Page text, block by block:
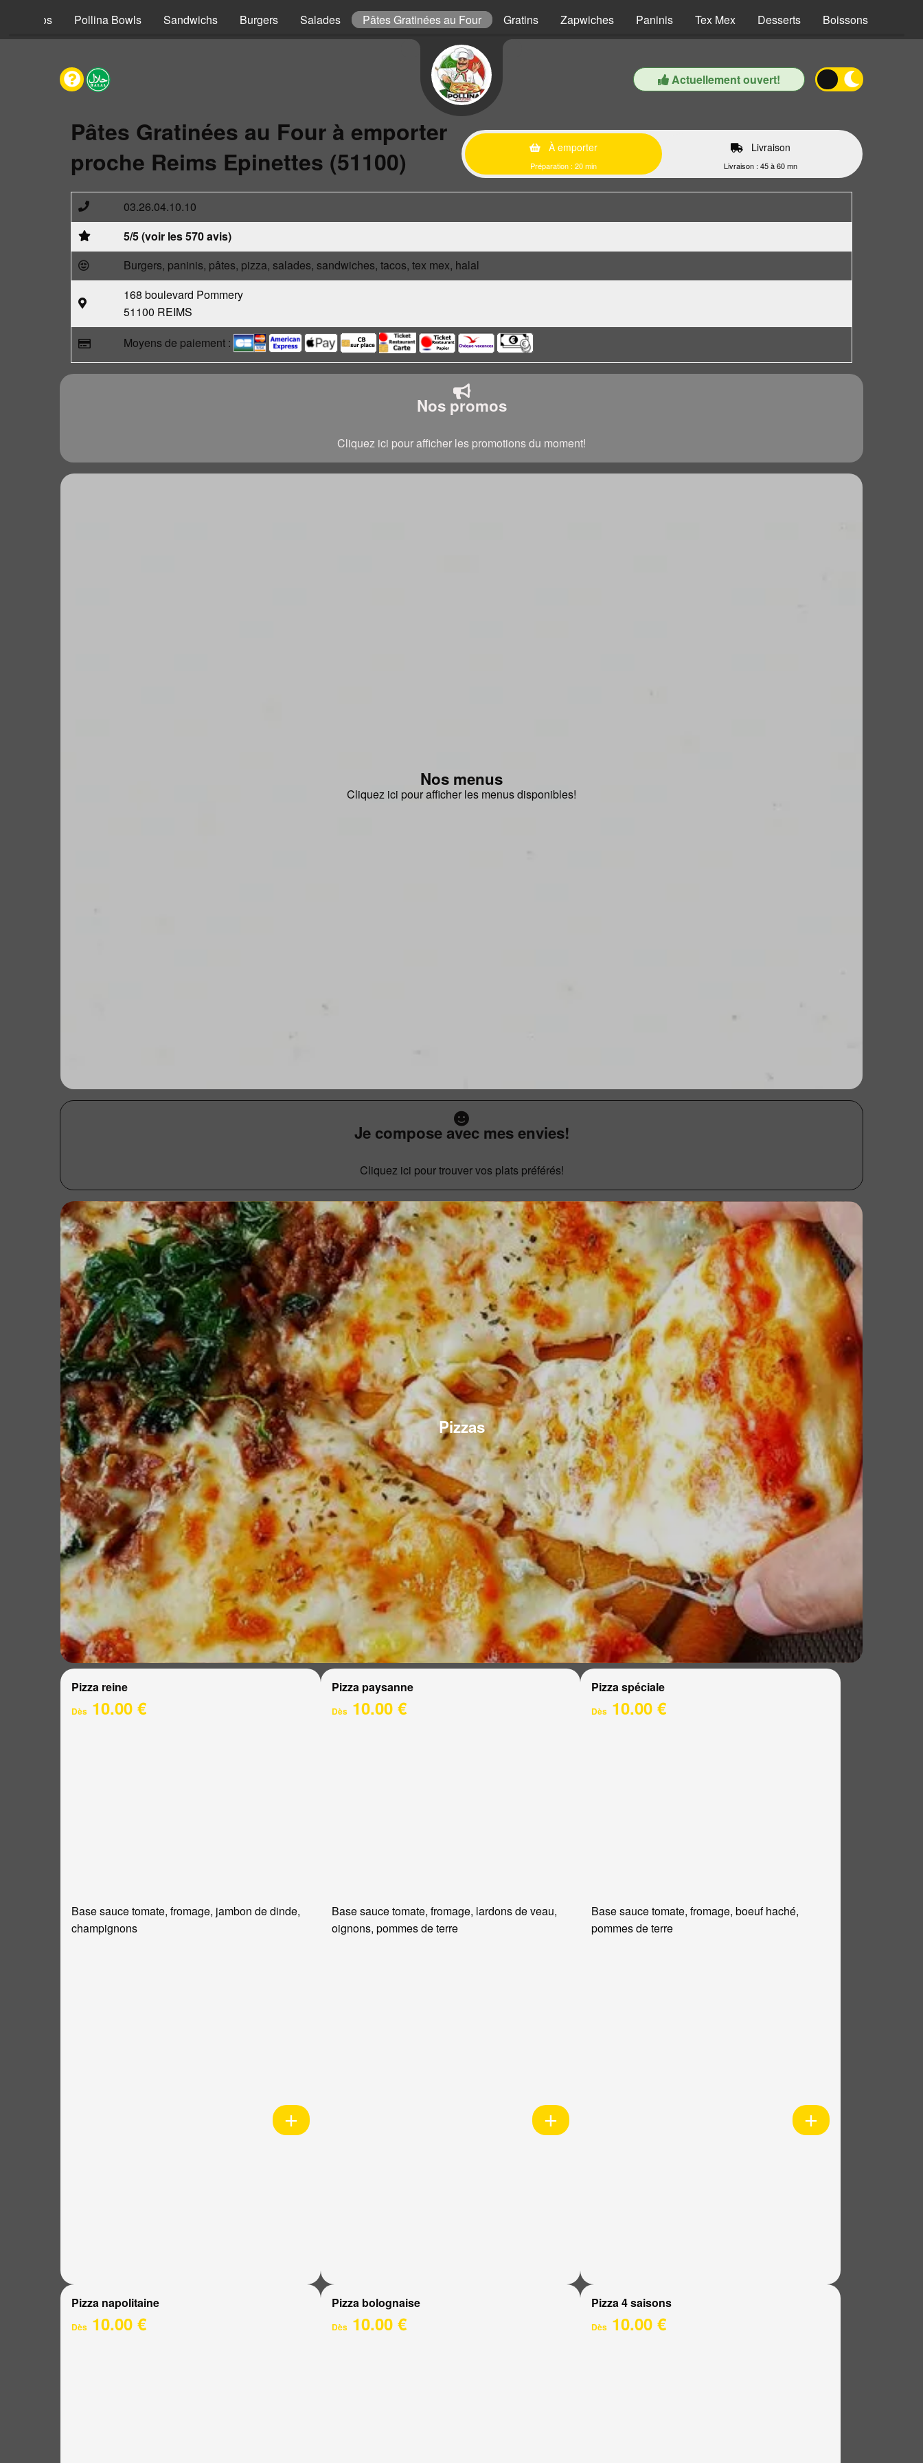
Tacos Pollina Bowls Sandwichs Burgers Salades Pâtes Gratinées au Four Gratins Zapwiches Paninis Tex Mex Desserts Boissons
Actuellement ouvert!
Pâtes Gratinées au Four à emporter
proche Reims Epinettes (51100)
À emporter
Préparation : 20 min
Livraison
Livraison : 45 à 60 mn
03.26.04.10.10
5/5 (voir les 570 avis)
Burgers, paninis, pâtes, pizza, salades, sandwiches, tacos, tex mex, halal
168 boulevard Pommery
51100 REIMS
Moyens de paiement :
Nos promos
Cliquez ici pour afficher les promotions du moment!
Nos menus
Cliquez ici pour afficher les menus disponibles!
Je compose avec mes envies!
Cliquez ici pour trouver vos plats préférés!
Pizzas
Pizza reine
Dès 10.00 €
Base sauce tomate, fromage, jambon de dinde,
champignons
Pizza paysanne
Dès10.00 €
Base sauce tomate, fromage, lardons de veau,
oignons, pommes de terre
Pizza spéciale
Dès 10.00 €
Base sauce tomate, fromage, boeuf haché,
pommes de terre
Pizza napolitaine
Dès 10.00 €
Pizza bolognaise
Dès10.00 €
Pizza 4 saisons
Dès 10.00 €